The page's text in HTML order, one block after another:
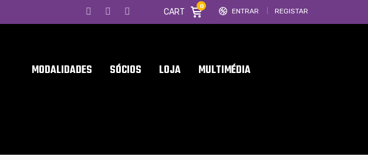
ENTRAR REGISTAR
CART
0
MODALIDADES SÓCIOS LOJA MULTIMÉDIA